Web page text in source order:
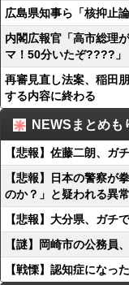
広島県知事ら「核抑止
内閣広報官「高市総理
マ！50分いたぞ????
再審見直し法案、稲田
する内容に終わる
NEWSまとめも
【悲報】佐藤二朗、ガ
【悲報】日本の警察が
のか？」と疑われる異
【悲報】大分県、ガチ
【謎】岡崎市の公務員
【戦慄】認知症になっ